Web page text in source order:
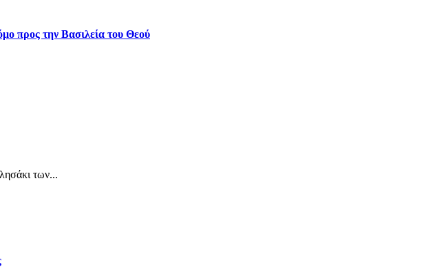
προς την Βασιλεία του Θεού
των...